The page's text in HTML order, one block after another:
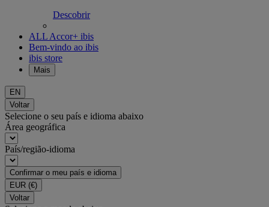
Descobrir
ALL Accor+ ibis
Bem-vindo ao ibis
ibis store
Mais
EN
Voltar
Selecione o seu país e idioma abaixo
Área geográfica
País/região-idioma
Confirmar o meu país e idioma
EUR (€)
Voltar